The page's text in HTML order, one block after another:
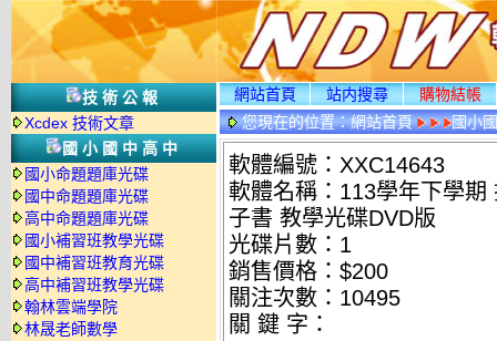
技術公報
Xcdex 技術文章
國小國中高中
國小命題題庫光碟
國中命題題庫光碟
高中命題題庫光碟
國小補習班教學光碟
國中補習班教育光碟
高中補習班教學光碟
翰林雲端學院
林晟老師數學
網站首頁 站内搜尋
購物結帳
您現在的位置：網站首頁 國小
軟體編號：XXC14643
軟體名稱：113學年下學
子書 教學光碟DVD版
光碟片數：1
銷售價格：$200
關注次數： 10495
關 鍵 字：